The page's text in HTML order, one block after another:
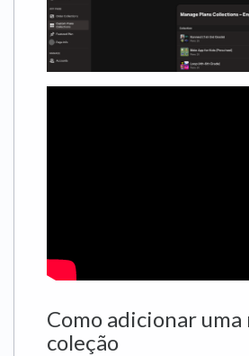
Como adicionar uma
coleção